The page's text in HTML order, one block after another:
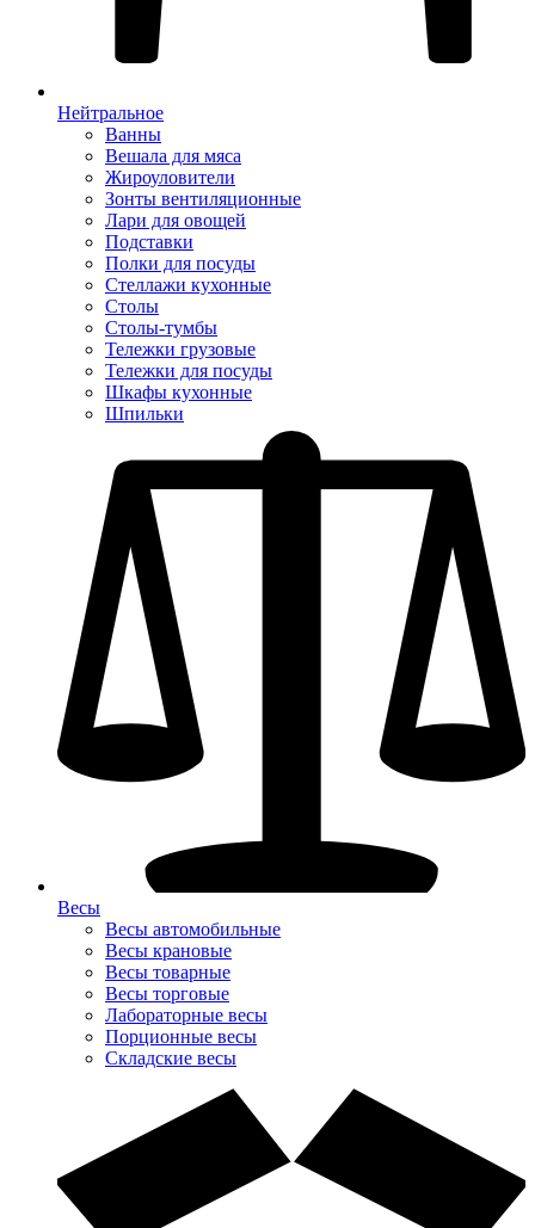
Нейтральное
Ванны
Вешала для мяса
Жироуловители
Зонты вентиляционные
Лари для овощей
Подставки
Полки для посуды
Стеллажи кухонные
Столы
Столы-тумбы
Тележки грузовые
Тележки для посуды
Шкафы кухонные
Шпильки
Весы
Весы автомобильные
Весы крановые
Весы товарные
Весы торговые
Лабораторные весы
Порционные весы
Складские весы